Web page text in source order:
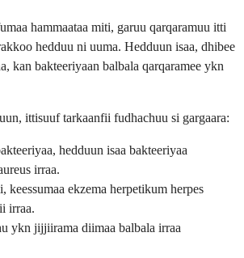
hammaataa miti, garuu qarqaramuu itti
hedduu ni uuma. Hedduun isaa, dhibee
kan bakteeriyaan balbala qarqaramee ykn
ittisuuf tarkaanfii fudhachuu si gargaara:
hedduun isaa bakteeriyaa
irraa.
keessumaa ekzema herpetikum herpes
irraa.
ykn jijjiirama diimaa balbala irraa